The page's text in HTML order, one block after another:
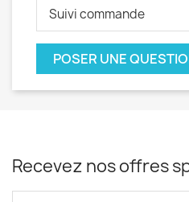
Suivi commande
POSER UNE
Recevez nos offres